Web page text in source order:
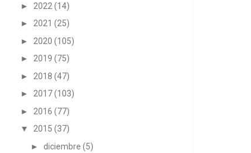
► 2022 (14)
► 2021 (25)
► 2020 (105)
► 2019 (75)
► 2018 (47)
► 2017(103)
► 2016 (77)
▼
2015 (37)
► diciembre (5)